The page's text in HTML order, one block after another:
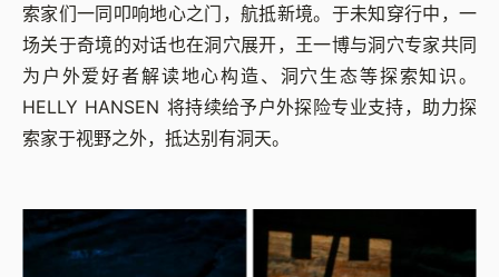
索家们一同叩响地心之门，航抵新境。于未知穿行中，一
场关于奇境的对话也在洞穴展开，王一博与洞穴专家共同
为户外爱好者解读地心构造、洞穴生态等探索知识。
HELLY HANSEN 将持续给予户外探险专业支持，助力探
索家于视野之外，抵达别有洞天。